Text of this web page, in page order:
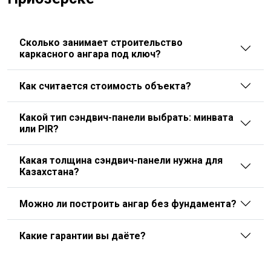
Сколько занимает строительство
каркасного ангара под ключ?
Как считается стоимость объекта?
Какой тип сэндвич-панели выбрать: минвата
или PIR?
Какая толщина сэндвич-панели нужна для
Казахстана?
Можно ли построить ангар без фундамента?
Какие гарантии вы даёте?